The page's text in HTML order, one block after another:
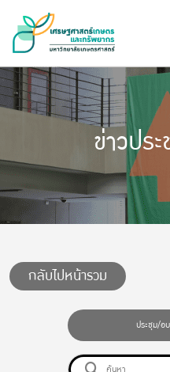
ข่าวปร
กลับไปหน้ารวม
ประชุม/อ